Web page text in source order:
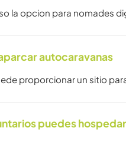
la opcion para nomades
autocaravanas
proporcionar un sitio
puedes